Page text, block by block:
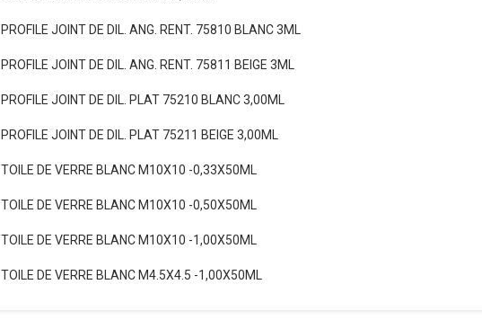
PROFILE JOINT DE DIL. ANG. RENT. 75810 BLANC 3ML
PROFILE JOINT DE DIL. ANG. RENT. 75811 BEIGE 3ML
PROFILE JOINT DE DIL. PLAT 75210 BLANC 3,00ML
PROFILE JOINT DE DIL. PLAT 75211 BEIGE 3,00ML
TOILE DE VERRE BLANC M10X10 -0,33X50ML
TOILE DE VERRE BLANC M10X10 -0,50X50ML
TOILE DE VERRE BLANC M10X10 -1,00X50ML
TOILE DE VERRE BLANC M4.5X4.5 -1,00X50ML